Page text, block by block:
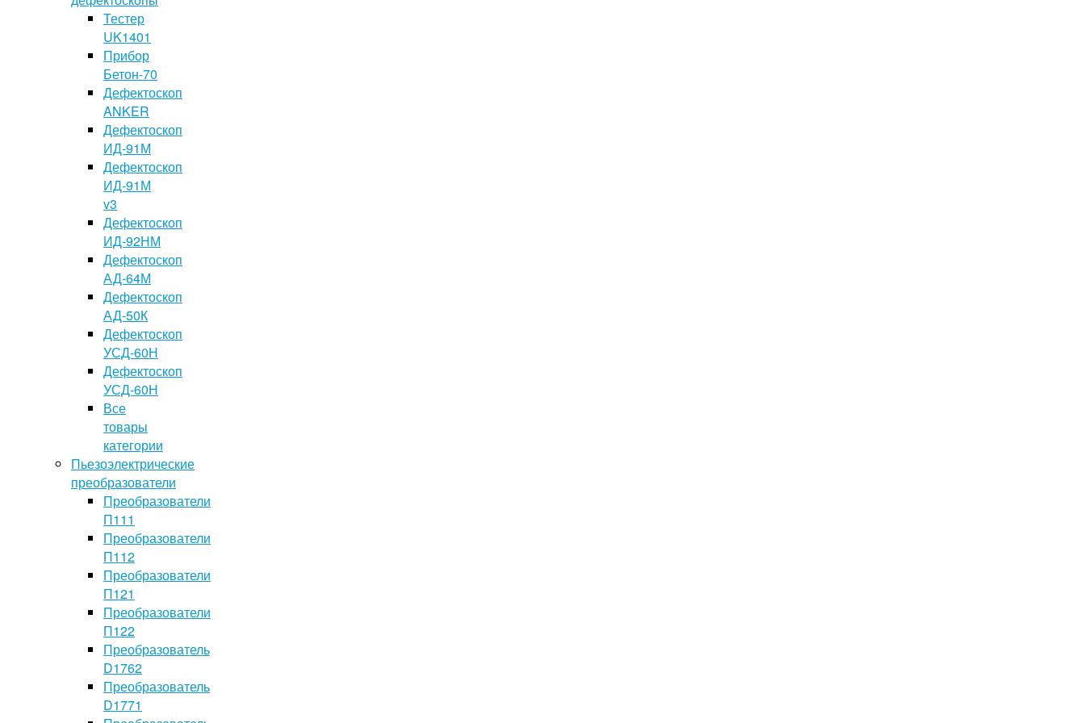
Тестер
UK1401
Прибор
Бетон-70
Дефектоскоп
ANKER
Дефектоскоп
ИД-91М
Дефектоскоп
ИД-91М
v3
Дефектоскоп
ИД-92НМ
Дефектоскоп
АД-64М
Дефектоскоп
АД-50К
Дефектоскоп
УСД-60Н
Дефектоскоп
УСД-60Н
Все
товары
категории
Пьезоэлектрические
преобразователи
Преобразователи
П111
Преобразователи
П112
Преобразователи
П121
Преобразователи
П122
Преобразователь
D1762
Преобразователь
D1771